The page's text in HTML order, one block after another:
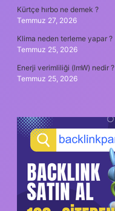
Kürtçe hırbo ne demek ?
Temmuz 27, 2026
Klima neden terleme yapar ?
Temmuz 25, 2026
Enerji verimliliği (lmW) nedir ?
Temmuz 25, 2026